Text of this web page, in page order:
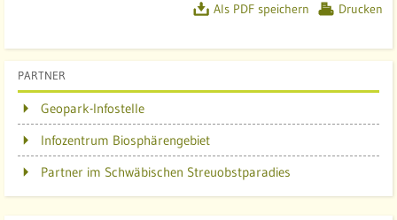
Drucken
Als PDF speichern
PARTNER
Geopark-Infostelle
Infozentrum Biosphärengebiet
Partner im Schwäbischen Streuobstparadies